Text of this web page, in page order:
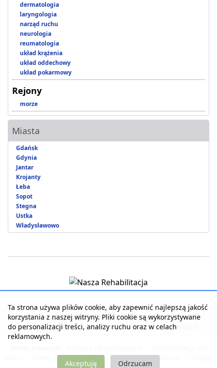
dermatologia
laryngologia
narząd ruchu
neurologia
reumatologia
układ krążenia
układ oddechowy
układ pokarmowy
Rejony
morze
Miasta
Gdańsk
Gdynia
Jantar
Krojanty
Łeba
Sopot
Stegna
Ustka
Władysławowo
Strona główna | Kontakt z serwisem | Reklama w serwisie
Regulamin serwisu | Polityka prywatności | Logowanie
Domy Seniora i Opieki - Noclegi nad morzem
Ta strona używa plików cookie, aby zapewnić najlepszą jakość
korzystania z naszej witryny. Pliki cookie są wykorzystywane
do personalizacji treści, analizy ruchu oraz w celach
reklamowych.
Akceptuję Odrzucam